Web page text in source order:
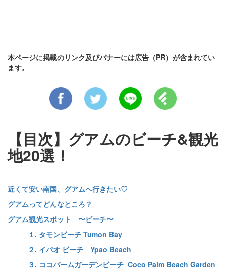
本ページに掲載のリンク及びバナーには広告（PR）が含まれてい
ます。
【目次】グアムのビーチ&観光
地20選！
近くて安い南国、グアムへ行きたい♡
グアムってどんなところ？
グアム観光スポット 〜ビーチ〜
１. タモンビーチ Tumon Bay
２. イパオ ビーチ Ypao Beach
３. ココパームガーデンビーチ Coco Palm Beach Garden